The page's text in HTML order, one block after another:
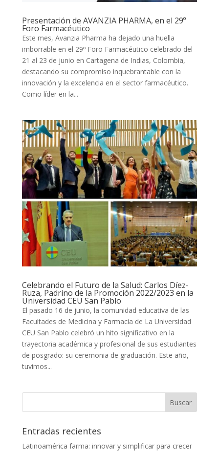
Presentación de AVANZIA PHARMA, en el 29º
Foro Farmacéutico
Este mes, Avanzia Pharma ha dejado una huella
imborrable en el 29º Foro Farmacéutico celebrado del
21 al 23 de junio en Cartagena de Indias, Colombia,
destacando su compromiso inquebrantable con la
innovación y la excelencia en el sector farmacéutico.
Como líder en la...
Celebrando el Futuro de la Salud: Carlos Díez-
Ruza, Padrino de la Promoción 2022/2023 en la
Universidad CEU San Pablo
El pasado 16 de junio, la comunidad educativa de las
Facultades de Medicina y Farmacia de La Universidad
CEU San Pablo celebró un hito significativo en la
trayectoria académica y profesional de sus estudiantes
de posgrado: su ceremonia de graduación. Este año,
tuvimos...
Entradas recientes
Latinoamérica farma: innovar y simplificar para crecer